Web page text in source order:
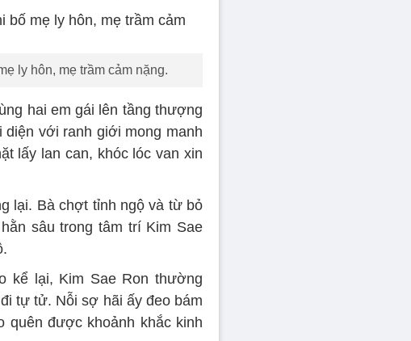
ly hôn, mẹ trầm cảm nặng.
hai em gái lên tầng thượng
với ranh giới mong manh
lấy lan can, khóc lóc van xin
lại. Bà chợt tỉnh ngộ và từ bỏ
sâu trong tâm trí Kim Sae
kể lại, Kim Sae Ron thường
tự tử. Nỗi sợ hãi ấy đeo bám
quên được khoảnh khắc kinh